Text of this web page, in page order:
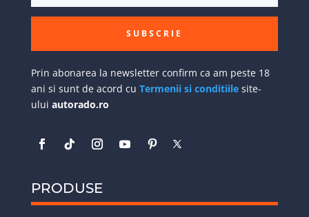
SUBSCRIE
Prin abonarea la newsletter confirm ca am peste 18
ani si sunt de acord cu Termenii si conditiilesite-
ului autorado.ro
PRODUSE